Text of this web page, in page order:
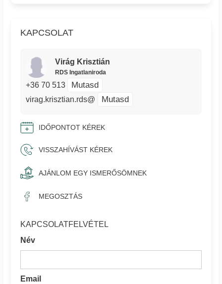
KAPCSOLAT
Virág Krisztián
RDS Ingatlaniroda
+36 70 513 Mutasd
virag.krisztian.rds@ Mutasd
IDŐPONTOT KÉREK
VISSZAHÍVÁST KÉREK
AJÁNLOM EGY ISMERŐSÖMNEK
MEGOSZTÁS
KAPCSOLATFELVÉTEL
Név
Email